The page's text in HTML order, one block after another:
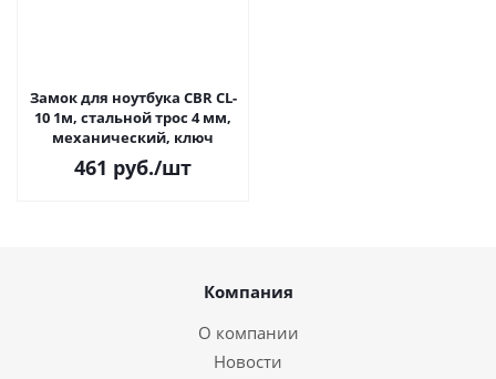
Замок для ноутбука CBR CL-
10 1м, стальной трос 4 мм,
механический, ключ
461 руб./шт
Компания
О компании
Новости